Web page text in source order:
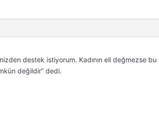
destek istiyorum. Kadının eli değmezse bu
değildir” dedi.